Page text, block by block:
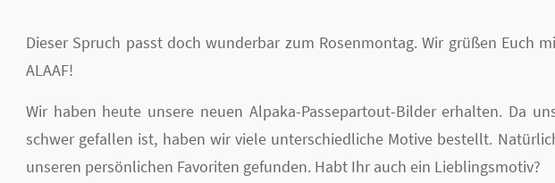
Dieser Spruch passt doch wunderbar zum Rosenmontag. Wir grüßen Euch
ALAAF!
Wir haben heute unsere neuen Alpaka-Passepartout-Bilder erhalten. Da
schwer gefallen ist, haben wir viele unterschiedliche Motive bestellt.
unseren persönlichen Favoriten gefunden. Habt Ihr auch ein Lieblingsmotiv?